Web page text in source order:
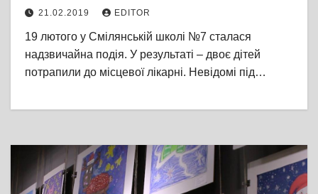
21.02.2019 EDITOR
19 лютого у Смілянській школі №7 сталася
надзвичайна подія. У результаті – двоє дітей
потрапили до місцевої лікарні. Невідомі під…